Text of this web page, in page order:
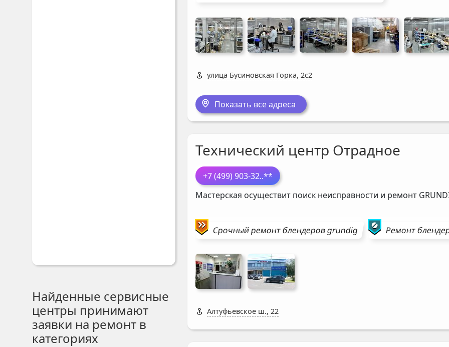
Найденные сервисные
центры принимают
заявки на ремонт в
категориях
улица Бусиновская Горка, 2с2
Показать все адреса
Технический центр Отрадное
+7 (499) 903-32..**
Мастерская осуществит поиск неисправности и ремонт
Срочный ремонтблендеровgrundig Ремонт
Алтуфьевское ш., 22